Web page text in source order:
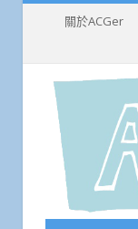
關於ACGer